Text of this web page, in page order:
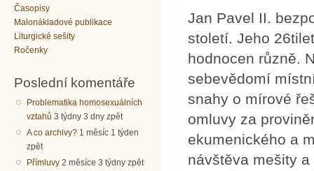
Časopisy
Malonákladové publikace
Liturgické sešity
Ročenky
Poslední komentáře
Problematika homosexuálních
vztahů 3 týdny 3 dny zpět
A co archivy? 1 měsíc 1 týden
zpět
Přímluvy 2 měsíce 3 týdny zpět
Jan Pavel II.
století. Jeho
hodnocen různě.
sebevědomí
snahy o mírové
omluvy za
ekumenického a
návštěva mešity